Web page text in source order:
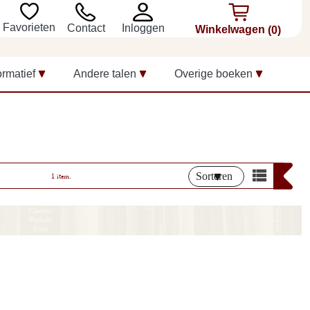
Favorieten Contact Inloggen Winkelwagen (0)
Andere talen Overige boeken
1 item. Sorteren